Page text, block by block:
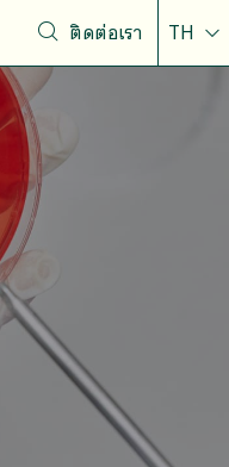
ติดต่อเรา TH